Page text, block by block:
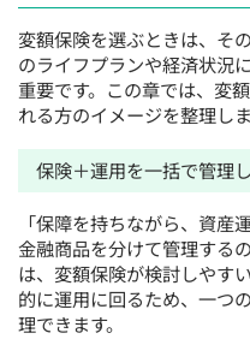
変額保険を選ぶときは、そ
のライフプランや経済状況
重要です。この章では、変
れる方のイメージを整理しま
保険＋運用を一括で管理
「保障を持ちながら、資産
金融商品を分けて管理する
は、変額保険が検討しやす
的に運用に回るため、一つ
理できます。